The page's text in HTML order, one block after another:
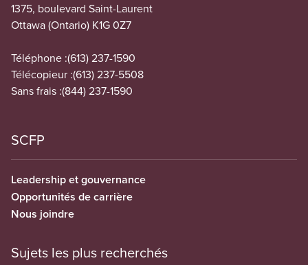
1375, boulevard Saint-Laurent
Ottawa (Ontario) K1G 0Z7
Téléphone :(613) 237-1590
Télécopieur :(613) 237-5508
Sans frais :(844) 237-1590
SCFP
Leadership et gouvernance
Opportunités de carrière
Nous joindre
Sujets les plus recherchés